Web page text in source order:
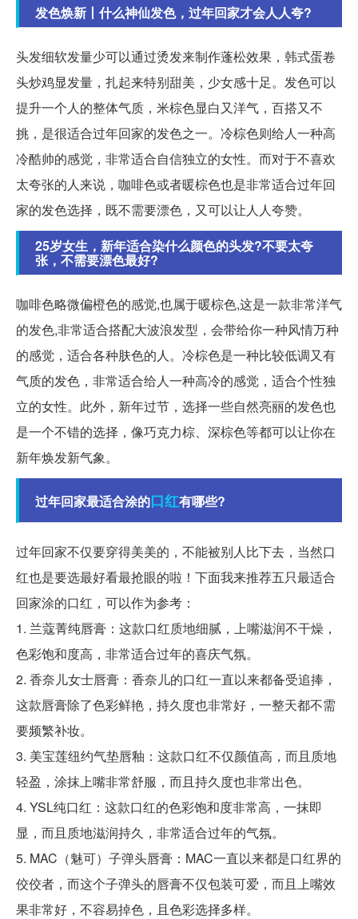
发色焕新丨什么神仙发色，过年回家才会人人夸?
头发细软发量少可以通过烫发来制作蓬松效果，韩式蛋卷
头炒鸡显发量，扎起来特别甜美，少女感十足。发色可以
提升一个人的整体气质，米棕色显白又洋气，百搭又不
挑，是很适合过年回家的发色之一。冷棕色则给人一种高
冷酷帅的感觉，非常适合自信独立的女性。而对于不喜欢
太夸张的人来说，咖啡色或者暖棕色也是非常适合过年回
家的发色选择，既不需要漂色，又可以让人人夸赞。
25岁女生，新年适合染什么颜色的头发?不要太夸
张，不需要漂色最好?
咖啡色略微偏橙色的感觉,也属于暖棕色,这是一款非常洋气
的发色,非常适合搭配大波浪发型，会带给你一种风情万种
的感觉，适合各种肤色的人。冷棕色是一种比较低调又有
气质的发色，非常适合给人一种高冷的感觉，适合个性独
立的女性。此外，新年过节，选择一些自然亮丽的发色也
是一个不错的选择，像巧克力棕、深棕色等都可以让你在
新年焕发新气象。
过年回家最适合涂的口红有哪些?
过年回家不仅要穿得美美的，不能被别人比下去，当然口
红也是要选最好看最抢眼的啦！下面我来推荐五只最适合
回家涂的口红，可以作为参考：
1. 兰蔻菁纯唇膏：这款口红质地细腻，上嘴滋润不干燥，
色彩饱和度高，非常适合过年的喜庆气氛。
2. 香奈儿女士唇膏：香奈儿的口红一直以来都备受追捧，
这款唇膏除了色彩鲜艳，持久度也非常好，一整天都不需
要频繁补妆。
3. 美宝莲纽约气垫唇釉：这款口红不仅颜值高，而且质地
轻盈，涂抹上嘴非常舒服，而且持久度也非常出色。
4. YSL纯口红：这款口红的色彩饱和度非常高，一抹即
显，而且质地滋润持久，非常适合过年的气氛。
5. MAC（魅可）子弹头唇膏：MAC一直以来都是口红界的
佼佼者，而这个子弹头的唇膏不仅包装可爱，而且上嘴效
果非常好，不容易掉色，且色彩选择多样。